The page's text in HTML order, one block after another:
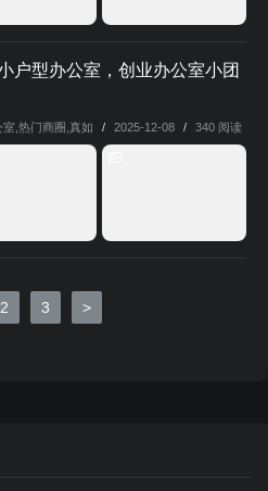
户型办公室，创业办公室小团
室 热门商圈 真如 / 2025-12-08 / 340 阅读
2 3 >